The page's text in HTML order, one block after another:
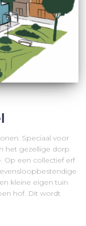
Speciaal voor
het gezellige dorp
Op een collectief erf
kleine eigen tuin
hof. Dit wordt